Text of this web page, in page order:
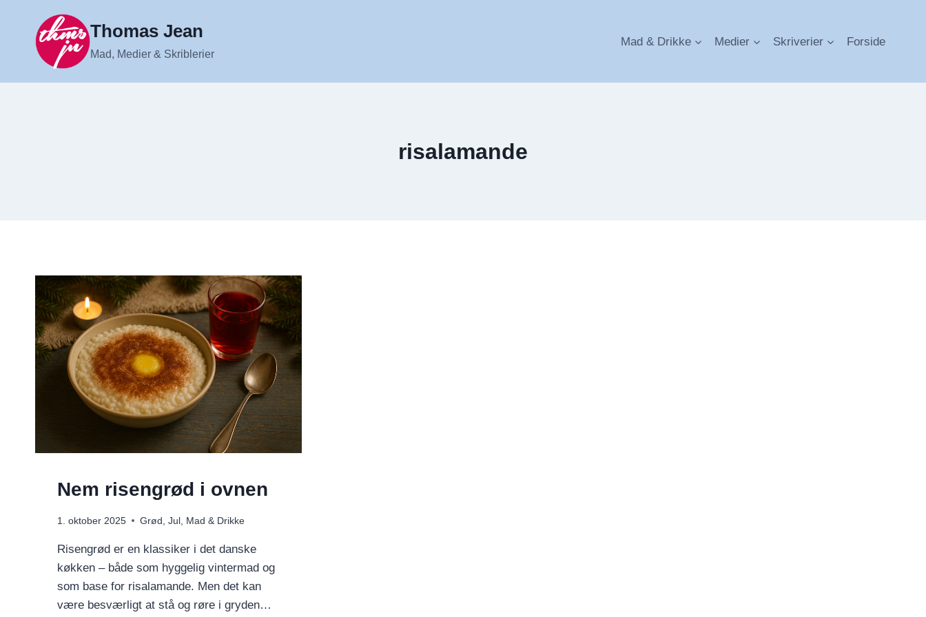
indhold
Thomas Jean
Mad, Medier & Skriblerier
Mad & Drikke Medier Skriverier Forside
risalamande
Nem risengrød i ovnen
1. oktober 2025 Grød Jul Mad & Drikke
Risengrød er en klassiker i det danske
køkken – både som hyggelig vintermad og
som base for risalamande. Men det kan
være besværligt at stå og røre i gryden…